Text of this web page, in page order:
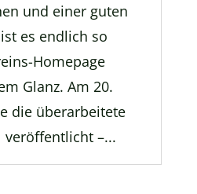
und einer guten
es endlich so
Homepage
Glanz. Am 20.
die überarbeitete
–...